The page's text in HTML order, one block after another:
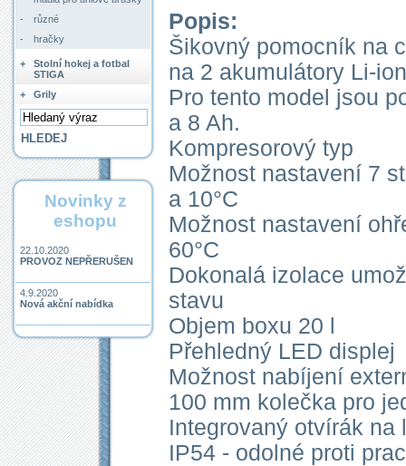
Popis:
Šikovný pomocník na
na 2 akumulátory Li-
Pro tento model jsou
a 8 Ah.
Kompresorový typ
Možnost nastavení 7
a 10°C
Možnost nastavení
60°C
Dokonalá izolace
stavu
Objem boxu 20 l
Přehledný LED displej
Možnost nabíjení
100 mm kolečka pro
Integrovaný otvírák na
IP54 - odolné proti
-
různé
-
hračky
+
Stolní hokej a fotbal
STIGA
+
Grily
Novinky z
eshopu
22.10.2020
PROVOZ NEPŘERUŠEN
4.9.2020
Nová akční nabídka